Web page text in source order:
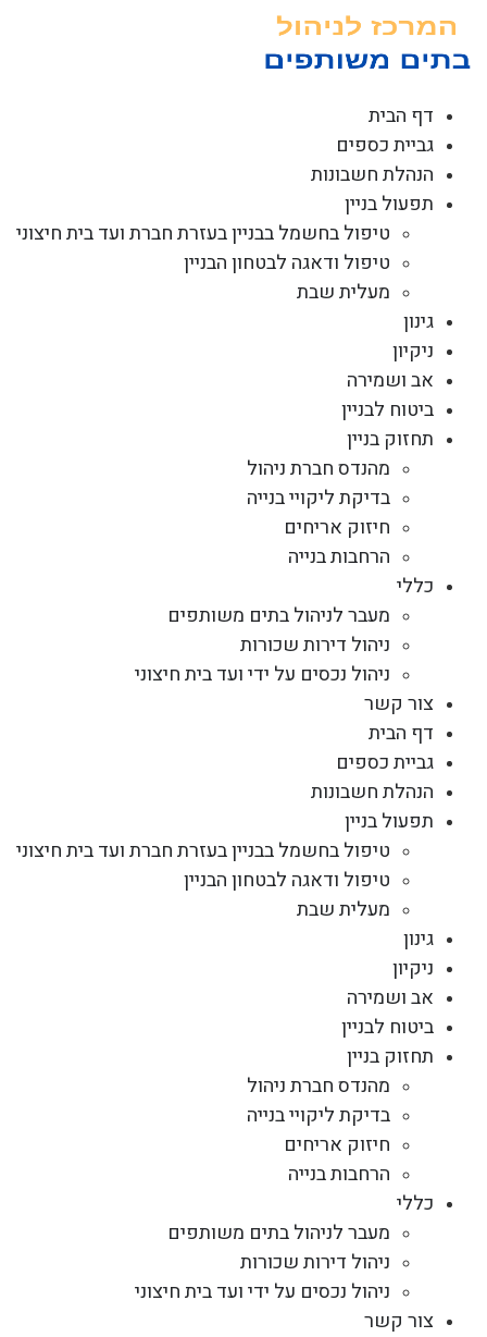
דף הבית
גביית כספים
הנהלת חשבונות
תפעול בניין
טיפול בחשמל בבניין בעזרת חברת ועד בית חיצוני
טיפול ודאגה לבטחון הבניין
מעלית שבת
גינון
ניקיון
אב ושמירה
ביטוח לבניין
תחזוק בניין
מהנדס חברת ניהול
בדיקת ליקויי בנייה
חיזוק אריחים
הרחבות בנייה
כללי
מעבר לניהול בתים משותפים
ניהול דירות שכורות
ניהול נכסים על ידי ועד בית חיצוני
צור קשר
דף הבית
גביית כספים
הנהלת חשבונות
תפעול בניין
טיפול בחשמל בבניין בעזרת חברת ועד בית חיצוני
טיפול ודאגה לבטחון הבניין
מעלית שבת
גינון
ניקיון
אב ושמירה
ביטוח לבניין
תחזוק בניין
מהנדס חברת ניהול
בדיקת ליקויי בנייה
חיזוק אריחים
הרחבות בנייה
כללי
מעבר לניהול בתים משותפים
ניהול דירות שכורות
ניהול נכסים על ידי ועד בית חיצוני
צור קשר